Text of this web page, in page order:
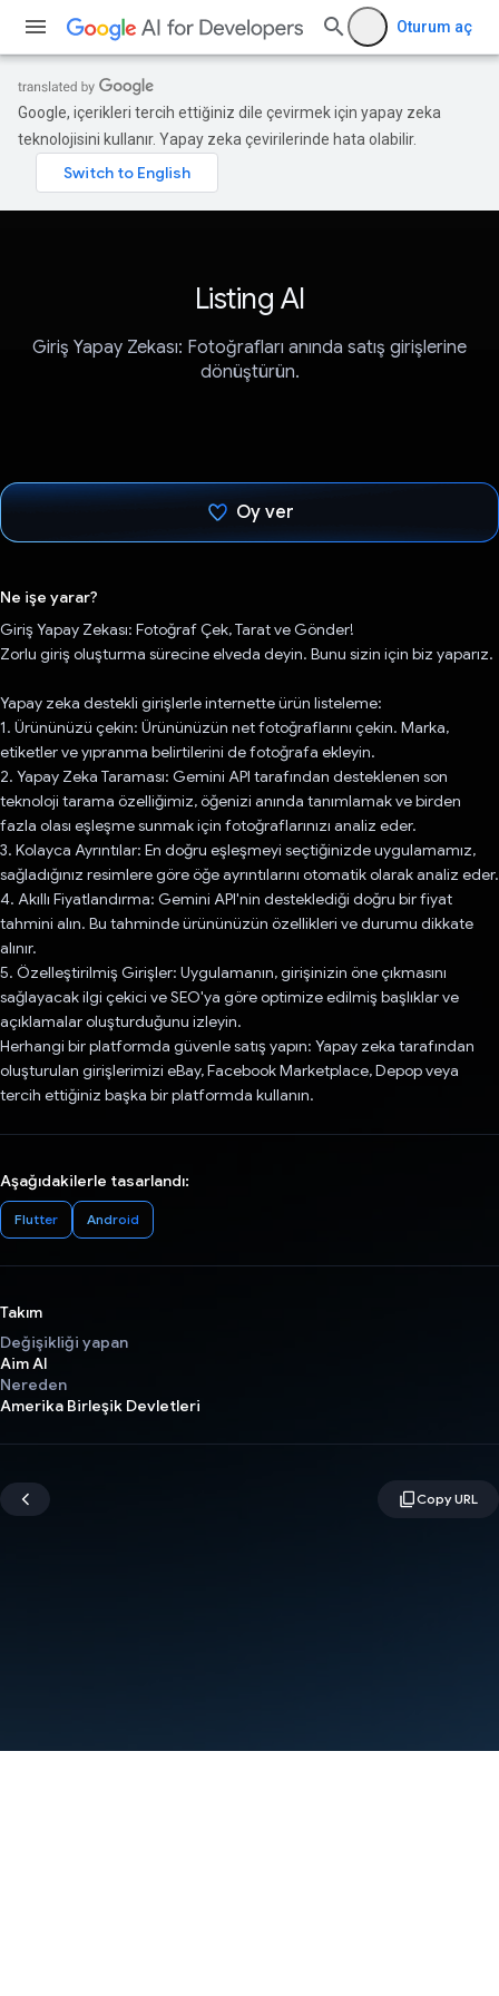
Oturum aç
Google, içerikleri tercih ettiğiniz dile çevirmek için yapay zeka
teknolojisini kullanır. Yapay zeka çevirilerinde hata olabilir.
Listing AI
Giriş Yapay Zekası: Fotoğrafları anında satış girişlerine
dönüştürün.
Oy ver
Ne işe yarar?
Giriş Yapay Zekası: Fotoğraf Çek, Tarat ve Gönder!
Zorlu giriş oluşturma sürecine elveda deyin. Bunu sizin için biz yaparız.
Yapay zeka destekli girişlerle internette ürün listeleme:
1. Ürününüzü çekin: Ürününüzün net fotoğraflarını çekin. Marka,
etiketler ve yıpranma belirtilerini de fotoğrafa ekleyin.
2. Yapay Zeka Taraması: Gemini API tarafından desteklenen son
teknoloji tarama özelliğimiz, öğenizi anında tanımlamak ve birden
fazla olası eşleşme sunmak için fotoğraflarınızı analiz eder.
3. Kolayca Ayrıntılar: En doğru eşleşmeyi seçtiğinizde uygulamamız,
sağladığınız resimlere göre öğe ayrıntılarını otomatik olarak analiz eder.
4. Akıllı Fiyatlandırma: Gemini API'nin desteklediği doğru bir fiyat
tahmini alın. Bu tahminde ürününüzün özellikleri ve durumu dikkate
alınır.
5. Özelleştirilmiş Girişler: Uygulamanın, girişinizin öne çıkmasını
sağlayacak ilgi çekici ve SEO'ya göre optimize edilmiş başlıklar ve
açıklamalar oluşturduğunu izleyin.
Herhangi bir platformda güvenle satış yapın: Yapay zeka tarafından
oluşturulan girişlerimizi eBay, Facebook Marketplace, Depop veya
tercih ettiğiniz başka bir platformda kullanın.
Aşağıdakilerle tasarlandı:
Flutter Android
Takım
Değişikliği yapan
Aim AI
Nereden
Amerika Birleşik Devletleri